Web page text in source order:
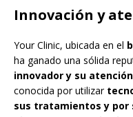
Innovación y
Your Clinic, ubicada en el
ha ganado una sólida
innovador y su
conocida por utilizar
sus tratamientos y por